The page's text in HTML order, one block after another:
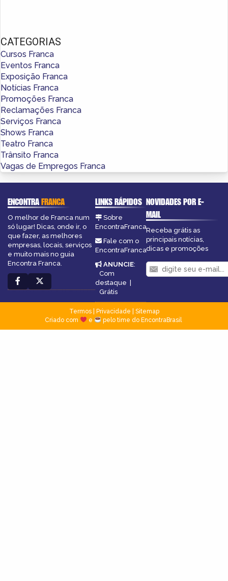
CATEGORIAS
Cursos Franca
Eventos Franca
Exposição Franca
Notícias Franca
Promoções Franca
Reclamações Franca
Serviços Franca
Shows Franca
Teatro Franca
Trânsito Franca
Vagas de Empregos Franca
ENCONTRAFRANCA
O melhor de Franca num
só lugar! Dicas, onde ir, o
que fazer, as melhores
empresas, locais, serviços
e muito mais no guia
Encontra Franca.
LINKS RÁPIDOS
Sobre
EncontraFranca
Fale com o
EncontraFranca
ANUNCIE:
Com
destaque
Grátis
NOVIDADES POR E-
MAIL
Receba grátis as
principais notícias,
dicas e promoções
Termos| Privacidade
Sitemap
Criado com
e pelo time do EncontraBrasil